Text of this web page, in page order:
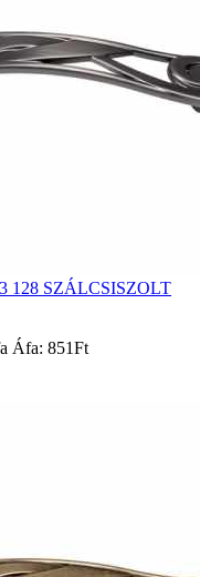
128 SZÁLCSISZOLT
Áfa: 851Ft